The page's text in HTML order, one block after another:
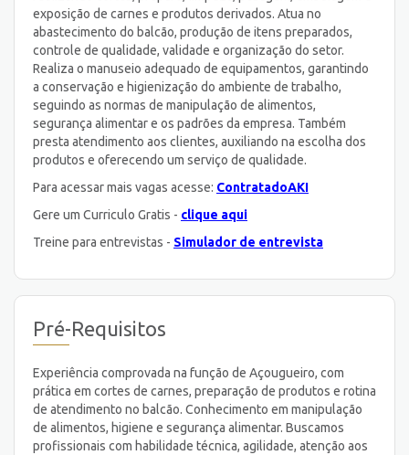
exposição de carnes e produtos derivados. Atua no
abastecimento do balcão, produção de itens preparados,
controle de qualidade, validade e organização do setor.
Realiza o manuseio adequado de equipamentos, garantindo
a conservação e higienização do ambiente de trabalho,
seguindo as normas de manipulação de alimentos,
segurança alimentar e os padrões da empresa. Também
presta atendimento aos clientes, auxiliando na escolha dos
produtos e oferecendo um serviço de qualidade.
Para acessar mais vagas acesse: ContratadoAKI
Gere um Curriculo Gratis - clique aqui
Treine para entrevistas - Simulador de entrevista
Pré-Requisitos
Experiência comprovada na função de Açougueiro, com
prática em cortes de carnes, preparação de produtos e rotina
de atendimento no balcão. Conhecimento em manipulação
de alimentos, higiene e segurança alimentar. Buscamos
profissionais com habilidade técnica, agilidade, atenção aos